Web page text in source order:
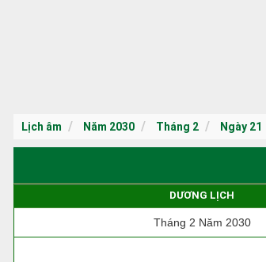
Lịch âm Năm 2030 Tháng 2 Ngày 21
DƯƠNG LỊCH
Tháng 2 Năm 2030